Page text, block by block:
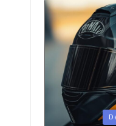
Posted